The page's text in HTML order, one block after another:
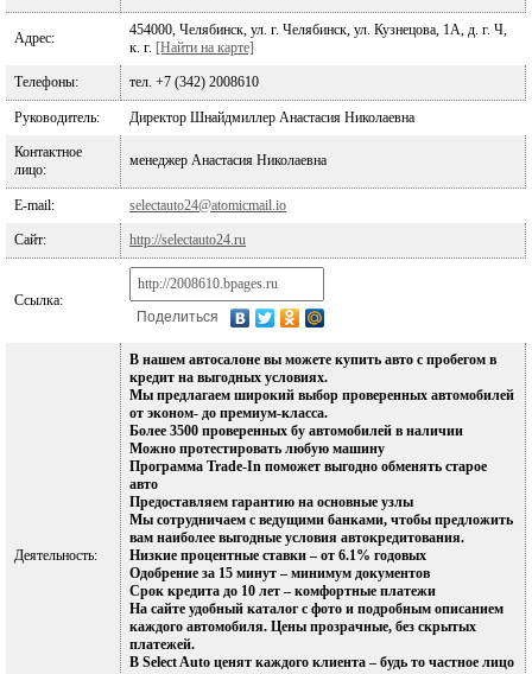
Адрес:
454000, Челябинск, ул. г. Челябинск, ул. Кузнецова, 1А, д. г. Ч,
к. г. [Найти на карте]
Телефоны: тел. +7 (342) 2008610
Руководитель: Директор Шнайдмиллер Анастасия Николаевна
Контактное
лицо:
менеджер Анастасия Николаевна
E-mail: selectauto24@atomicmail.io
Сайт: http://selectauto24.ru
Ссылка:
Поделиться
Деятельность:
В нашем автосалоне вы можете купить авто с пробегом в
кредит на выгодных условиях.
Мы предлагаем широкий выбор проверенных автомобилей
от эконом- до премиум-класса.
Более 3500 проверенных бу автомобилей в наличии
Можно протестировать любую машину
Программа Trade-In поможет выгодно обменять старое
авто
Предоставляем гарантию на основные узлы
Мы сотрудничаем с ведущими банками, чтобы предложить
вам наиболее выгодные условия автокредитования.
Низкие процентные ставки – от 6.1% годовых
Одобрение за 15 минут – минимум документов
Срок кредита до 10 лет – комфортные платежи
На сайте удобный каталог с фото и подробным описанием
каждого автомобиля. Цены прозрачные, без скрытых
платежей.
В Select Auto ценят каждого клиента – будь то частное лицо